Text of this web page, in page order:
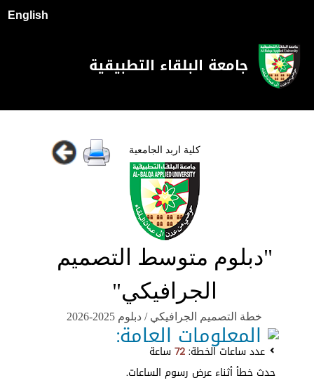
English
جامعة البلقاء التطبيقية
كلية اربد الجامعية
"دبلوم متوسط التصميم
الجرافيكي"
خطة التصميم الجرافيكي / دبلوم 2025-2026
المعلومات العامة:
عدد ساعات الخطة:72ساعة
حدث خطأ أثناء عرض رسوم الساعات.